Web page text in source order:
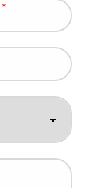
*